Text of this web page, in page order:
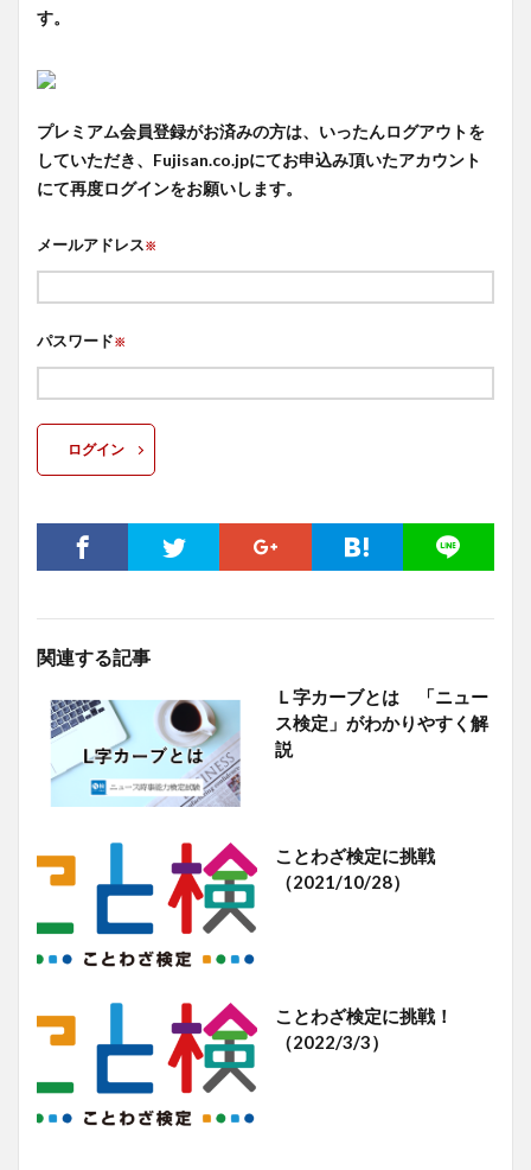
す。
プレミアム会員登録がお済みの方は、いったんログアウトを
していただき、Fujisan.co.jpにてお申込み頂いたアカウント
にて再度ログインをお願いします。
メールアドレス※
パスワード※
ログイン
関連する記事
Ｌ字カーブとは 「ニュー
ス検定」がわかりやすく解
説
ことわざ検定に挑戦
（2021/10/28）
ことわざ検定に挑戦！
（2022/3/3）